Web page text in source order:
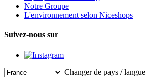
Notre Groupe
L'environnement selon Niceshops
Suivez-nous sur
Changer de pays / langue